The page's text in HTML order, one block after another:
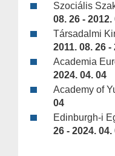
Szociális
08. 26 - 2012.
Társadalmi
2011. 08. 26 -
Academia
2024. 04. 04
Academy of
04
Edinburgh-i
26 - 2024. 04.